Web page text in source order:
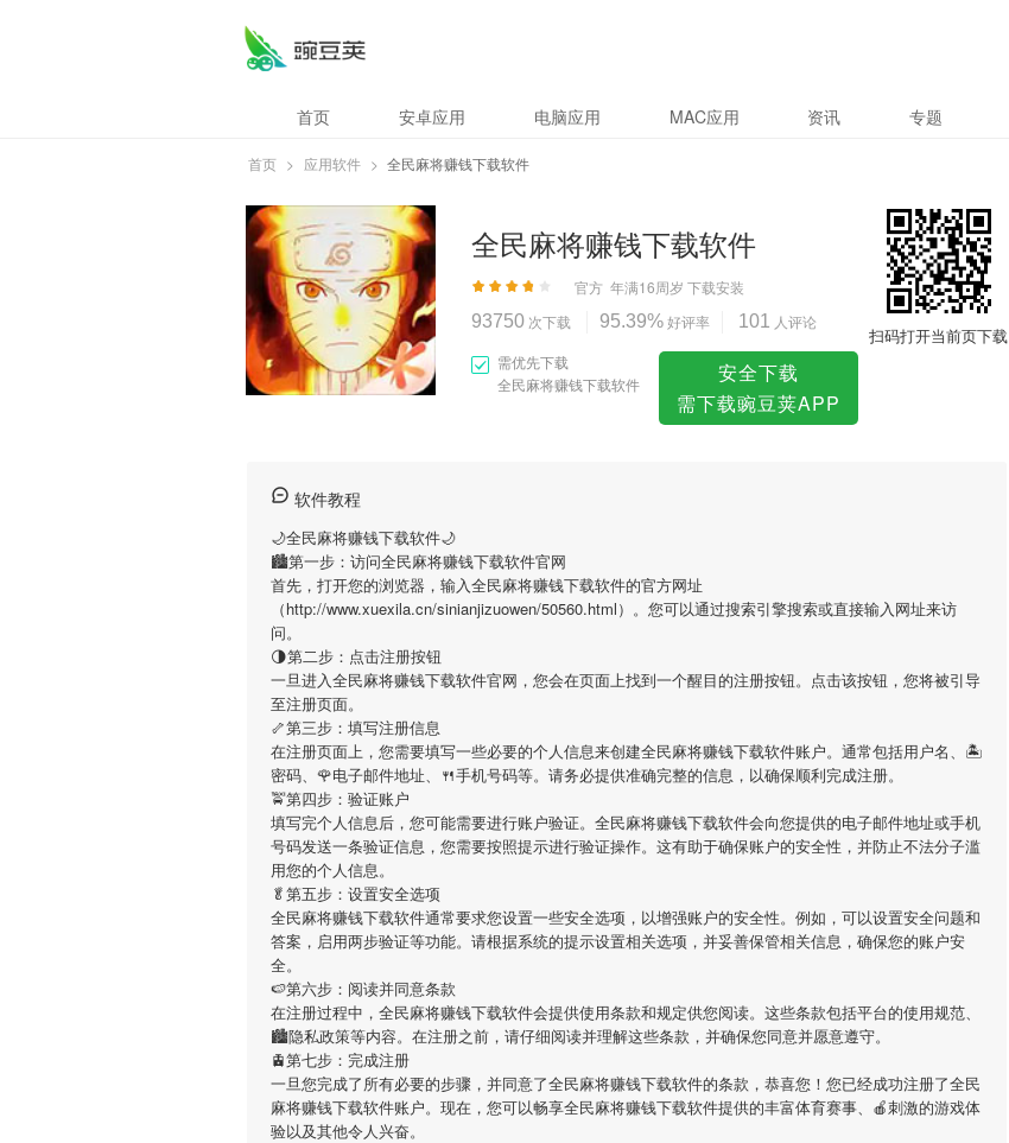
首页 安卓应用 电脑应用 MAC应用 资讯 专题
首页 > 应用软件 > 全民麻将赚钱下载软件
全民麻将赚钱下载软件
官方 年满16周岁 下载安装
93750 次下载 95.39%好评率 101
人评论
需优先下载
全民麻将赚钱下载软件
安全下载
需下载豌豆荚APP
扫码打开当前页下载
软件教程
🌙全民麻将赚钱下载软件🌙
🏙第一步：访问全民麻将赚钱下载软件官网
首先，打开您的浏览器，输入全民麻将赚钱下载软件的官方网址
（http://www.xuexila.cn/sinianjizuowen/50560.html）。您可以通过搜索引擎搜索或直接输入网址来访
问。
🌗第二步：点击注册按钮
一旦进入全民麻将赚钱下载软件官网，您会在页面上找到一个醒目的注册按钮。点击该按钮，您将被引导
至注册页面。
🦴第三步：填写注册信息
在注册页面上，您需要填写一些必要的个人信息来创建全民麻将赚钱下载软件账户。通常包括用户名、🏝
密码、🌹电子邮件地址、🍴手机号码等。请务必提供准确完整的信息，以确保顺利完成注册。
🚖第四步：验证账户
填写完个人信息后，您可能需要进行账户验证。全民麻将赚钱下载软件会向您提供的电子邮件地址或手机
号码发送一条验证信息，您需要按照提示进行验证操作。这有助于确保账户的安全性，并防止不法分子滥
用您的个人信息。
🥬第五步：设置安全选项
全民麻将赚钱下载软件通常要求您设置一些安全选项，以增强账户的安全性。例如，可以设置安全问题和
答案，启用两步验证等功能。请根据系统的提示设置相关选项，并妥善保管相关信息，确保您的账户安
全。
🍉第六步：阅读并同意条款
在注册过程中，全民麻将赚钱下载软件会提供使用条款和规定供您阅读。这些条款包括平台的使用规范、
🏙隐私政策等内容。在注册之前，请仔细阅读并理解这些条款，并确保您同意并愿意遵守。
🚊第七步：完成注册
一旦您完成了所有必要的步骤，并同意了全民麻将赚钱下载软件的条款，恭喜您！您已经成功注册了全民
麻将赚钱下载软件账户。现在，您可以畅享全民麻将赚钱下载软件提供的丰富体育赛事、🍎刺激的游戏体
验以及其他令人兴奋。